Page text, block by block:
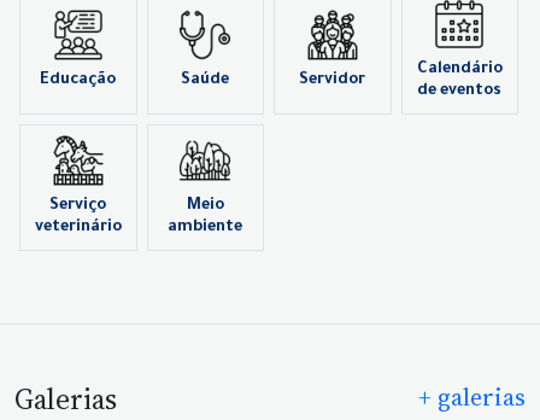
Educação Saúde Servidor
Calendário
de eventos
Serviço
veterinário
Meio
ambiente
Galerias + galerias